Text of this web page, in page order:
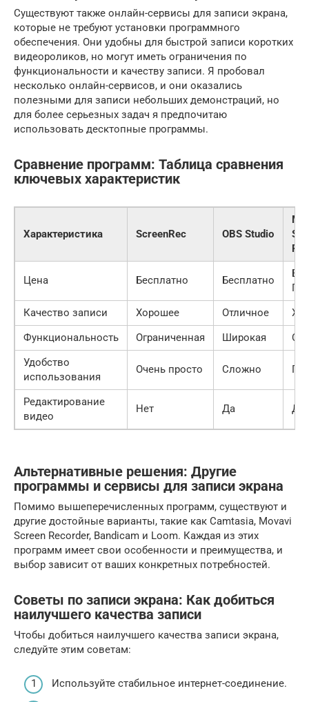
Существуют также онлайн-сервисы для записи экрана,
которые не требуют установки программного
обеспечения. Они удобны для быстрой записи коротких
видеороликов, но могут иметь ограничения по
функциональности и качеству записи. Я пробовал
несколько онлайн-сервисов, и они оказались
полезными для записи небольших демонстраций, но
для более серьезных задач я предпочитаю
использовать десктопные программы.
Сравнение программ: Таблица сравнения
ключевых характеристик
Характеристика ScreenRec OBS Studio
Цена Бесплатно Бесплатно
Качество записи
Хорошее Отличное
Функциональность
Ограниченная Широкая
Удобство
использования
Очень просто Сложно
Редактирование
видео
Нет Да Да
Альтернативные решения: Другие
программы и сервисы для записи экрана
Помимо вышеперечисленных программ, существуют и
другие достойные варианты, такие как Camtasia, Movavi
Screen Recorder, Bandicam и Loom. Каждая из этих
программ имеет свои особенности и преимущества, и
выбор зависит от ваших конкретных потребностей.
Советы по записи экрана: Как добиться
наилучшего качества записи
Чтобы добиться наилучшего качества записи экрана,
следуйте этим советам:
Используйте стабильное интернет-соединение.